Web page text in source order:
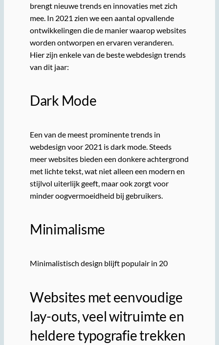
brengt nieuwe trends en innovaties met zich
mee. In 2021 zien we een aantal opvallende
ontwikkelingen die de manier waarop websites
worden ontworpen en ervaren veranderen.
Hier zijn enkele van de beste webdesign trends
van dit jaar:
Dark Mode
Een van de meest prominente trends in
webdesign voor 2021 is dark mode. Steeds
meer websites bieden een donkere achtergrond
met lichte tekst, wat niet alleen een modern en
stijlvol uiterlijk geeft, maar ook zorgt voor
minder oogvermoeidheid bij gebruikers.
Minimalisme
Minimalistisch design blijft populair in 20
Websites met eenvoudige
lay-outs, veel witruimte en
heldere typografie trekken